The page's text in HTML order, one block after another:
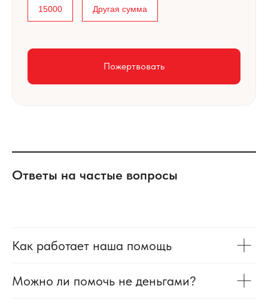
15000 Другая сумма
Пожертвовать
Ответы на частые вопросы
Как работает наша помощь
Можно ли помочь не деньгами?